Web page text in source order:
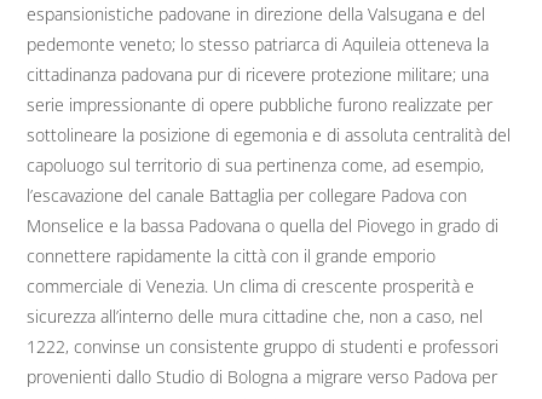
espansionistiche padovane in direzione della Valsugana e del
pedemonte veneto; lo stesso patriarca di Aquileia otteneva la
cittadinanza padovana pur di ricevere protezione militare; una
serie impressionante di opere pubbliche furono realizzate per
sottolineare la posizione di egemonia e di assoluta centralità del
capoluogo sul territorio di sua pertinenza come, ad esempio,
l’escavazione del canale Battaglia per collegare Padova con
Monselice e la bassa Padovana o quella del Piovego in grado di
connettere rapidamente la città con il grande emporio
commerciale di Venezia. Un clima di crescente prosperità e
sicurezza all’interno delle mura cittadine che, non a caso, nel
1222, convinse un consistente gruppo di studenti e professori
provenienti dallo Studio di Bologna a migrare verso Padova per